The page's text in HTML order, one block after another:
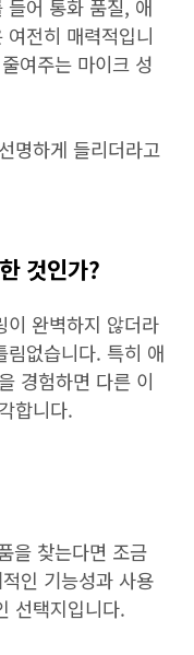
어 통화 품질, 애
전히 매력적입니
여주는 마이크 성
명하게 들리더라고
것인가?
이 완벽하지 않더라
림없습니다. 특히 애
경험하면 다른 이
합니다.
을 찾는다면 조금
인 기능성과 사용
선택지입니다.